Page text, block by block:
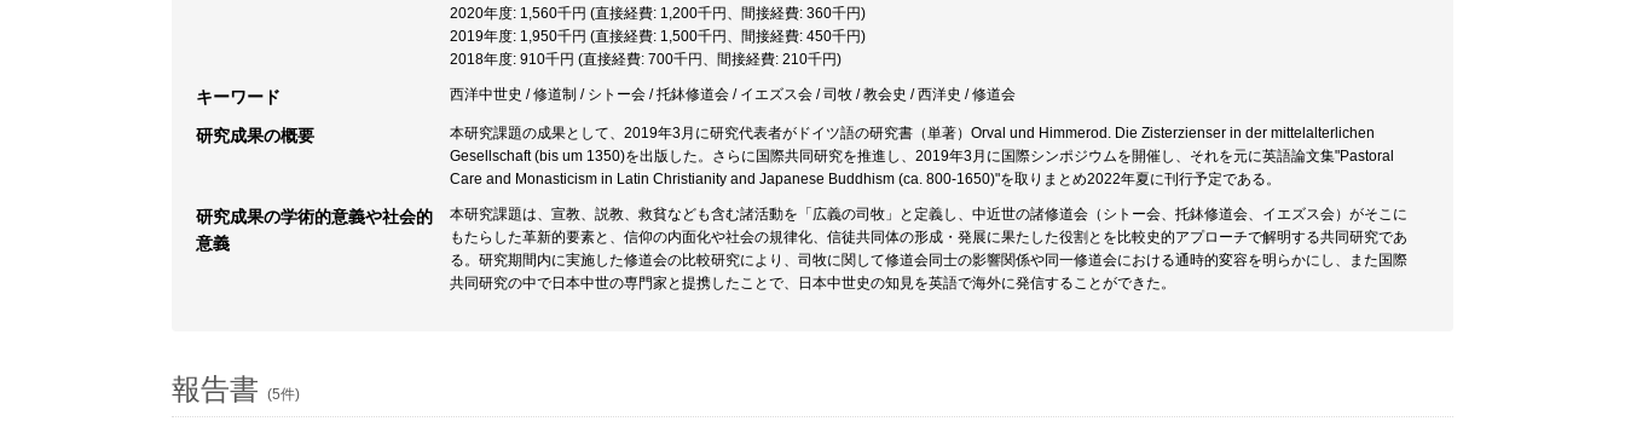
2020年度: 1,560千円 (直接経費: 1,200千円、間接経費: 360千円)
2019年度: 1,950千円 (直接経費: 1,500千円、間接経費: 450千円)
2018年度: 910千円 (直接経費: 700千円、間接経費: 210千円)
キーワード 西洋中世史 / 修道制 / シトー会 / 托鉢修道会 / イエズス会 / 司牧 / 教会史 / 西洋史 / 修道会
研究成果の概要
本研究課題の成果として、2019年3月に研究代表者がドイツ語の研究書（単著）Orval und Himmerod. Die Zisterzienser in der mittelalterlichen
Gesellschaft (bis um 1350)を出版した。さらに国際共同研究を推進し、2019年3月に国際シンポジウムを開催し、それを元に英語論文集"Pastoral
Care and Monasticism in Latin Christianity and Japanese Buddhism (ca. 800-1650)"を取りまとめ2022年夏に刊行予定である。
研究成果の学術的意義や社会的
意義
本研究課題は、宣教、説教、救貧なども含む諸活動を「広義の司牧」と定義し、中近世の諸修道会（シトー会、托鉢修道会、イエズス会）がそこに
もたらした革新的要素と、信仰の内面化や社会の規律化、信徒共同体の形成・発展に果たした役割とを比較史的アプローチで解明する共同研究であ
る。研究期間内に実施した修道会の比較研究により、司牧に関して修道会同士の影響関係や同一修道会における通時的変容を明らかにし、また国際
共同研究の中で日本中世の専門家と提携したことで、日本中世史の知見を英語で海外に発信することができた。
報告書 (5件)